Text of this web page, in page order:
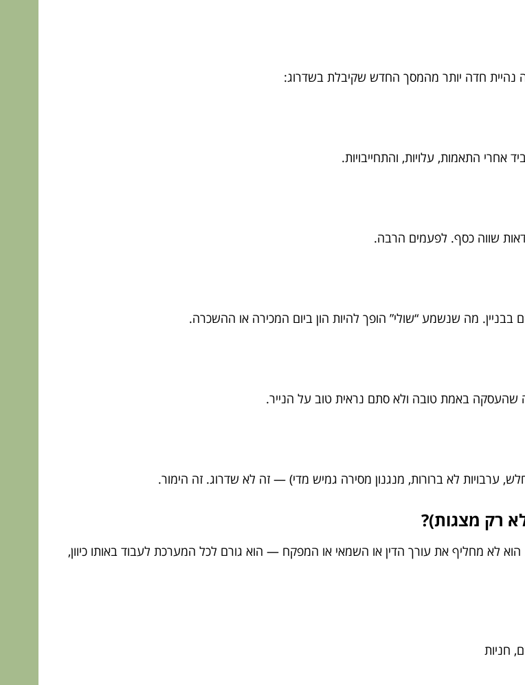
חדה יותר מהמסך החדש שקיבלת בשדרוג:
התאמות, עלויות, והתחייבויות.
ודאות שווה כסף. לפעמים הרבה.
בבניין. מה שנשמע “שולי” הופך להיות הון ביום המכירה או ההשכרה.
שהעסקה באמת טובה ולא סתם נראית טוב על הנייר.
ערבויות לא ברורות, מנגנון מסירה גמיש מדי) — זה לא שדרוג. זה הימור.
רק מצגות)?
הוא לא מחליף את עורך הדין או השמאי או המפקח — הוא גורם לכל המערכת לעבוד באותו כיוון,
חניות